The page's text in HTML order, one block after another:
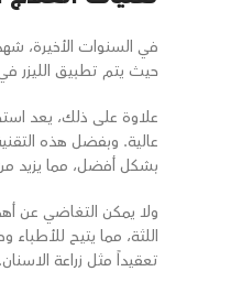
في السنوات الأخيرة،
حيث يتم تطبيق الليزر
علاوة على ذلك، يعد
عالية. وبفضل هذه
بشكل أفضل، مما يزيد من
ولا يمكن التغاضي عن
اللثة، مما يتيح
تعقيداً مثل زراعة الاسنان.